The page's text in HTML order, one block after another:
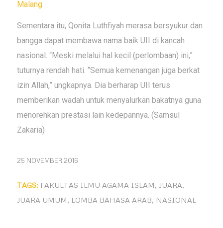
Malang
Sementara itu, Qonita Luthfiyah merasa bersyukur dan
bangga dapat membawa nama baik UII di kancah
nasional. “Meski melalui hal kecil (perlombaan) ini,”
tuturnya rendah hati. “Semua kemenangan juga berkat
izin Allah,” ungkapnya. Dia berharap UII terus
memberikan wadah untuk menyalurkan bakatnya guna
menorehkan prestasi lain kedepannya. (Samsul
Zakaria)
25 NOVEMBER 2016
TAGS: FAKULTAS ILMU AGAMA ISLAM, JUARA,
JUARA UMUM, LOMBA BAHASA ARAB, NASIONAL